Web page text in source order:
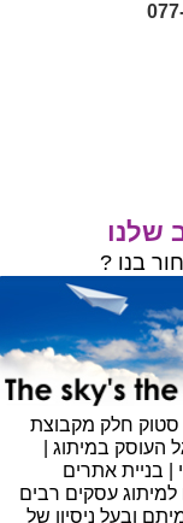
סטוק חלק מקבוצת
העוסק במיתוג |
| בניית אתרים
עסקים רבים
ובעל ניסיון של
שלנו
בנו ?